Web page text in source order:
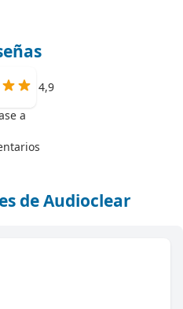
4,9
a
de Audioclear